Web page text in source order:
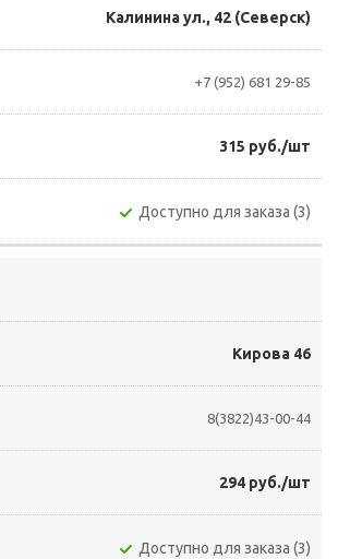
Калинина ул., 42 (Северск)
+7 (952) 681 29-85
315 руб./шт
Доступно для заказа (3)
Кирова 46
8(3822)43-00-44
294 руб./шт
Доступно для заказа (3)